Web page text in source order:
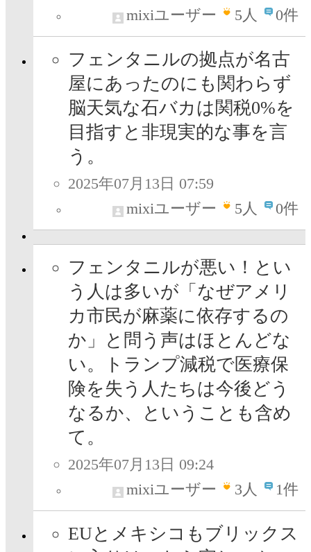
mixiユーザー
5人 0件
フェンタニルの拠点が名古
屋にあったのにも関わらず
脳天気な石バカは関税0%を
目指すと非現実的な事を言
う。
2025年07月13日 07:59
mixiユーザー
5人 0件
フェンタニルが悪い！とい
う人は多いが「なぜアメリ
カ市民が麻薬に依存するの
か」と問う声はほとんどな
い。トランプ減税で医療保
険を失う人たちは今後どう
なるか、ということも含め
て。
2025年07月13日 09:24
mixiユーザー
3人 1件
EUとメキシコもブリックス